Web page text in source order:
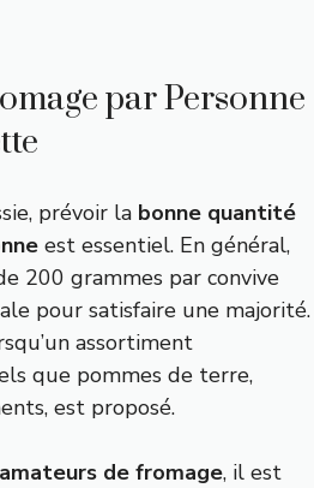
par Personne
prévoir la bonne quantité
est essentiel. En général,
200 grammes par convive
pour satisfaire une majorité.
assortiment
que pommes de terre,
est proposé.
de fromage, il est